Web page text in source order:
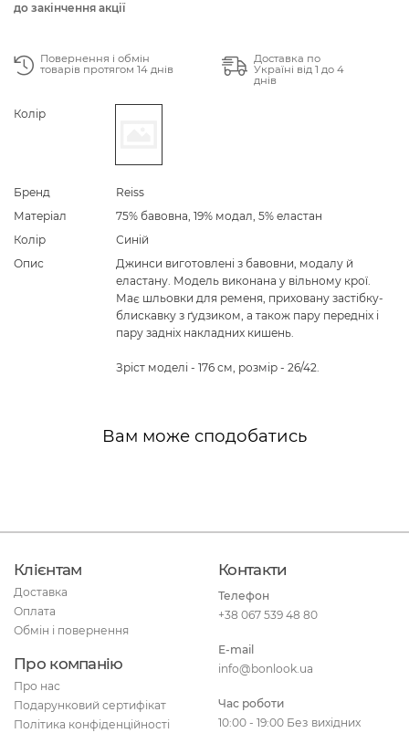
до закінчення акції
Повернення і обмін
товарів протягом 14 днів
Доставка по
Україні від 1 до 4
днів
Колір
Бренд
Reiss
Матеріал
75% бавовна, 19% модал, 5% еластан
Колір
Синій
Опис
Джинси виготовлені з бавовни, модалу й
еластану. Модель виконана у вільному крої.
Має шльовки для ременя, приховану застібку-
блискавку з ґудзиком, а також пару передніх і
пару задніх накладних кишень.
Зріст моделі - 176 см, розмір - 26/42.
Вам може сподобатись
Клієнтам
Доставка
Оплата
Обмін і повернення
Про компанію
Про нас
Подарунковий сертифікат
Політика конфіденційності
Контакти
Телефон
+38 067 539 48 80
E-mail
info@bonlook.ua
Час роботи
10:00 - 19:00 Без вихідних